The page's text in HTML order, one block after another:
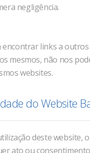
negligência.
links a
mesmos, não nos
websites.
do Website
deste website,
ato ou